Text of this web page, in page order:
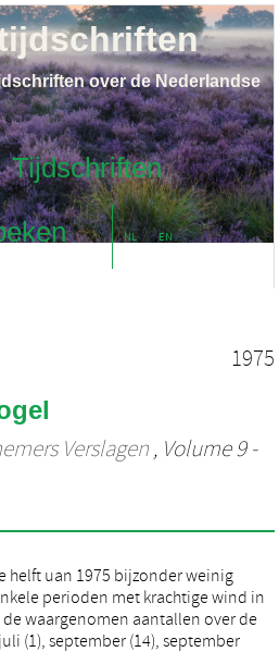
Tijdschriften
NL EN
over de Nederlandse
1975
Verslagen , Volume 9 -
helft uan 1975 bijzonder weinig
perioden met krachtige wind in
waargenomen aantallen over de
(1), september (14), september